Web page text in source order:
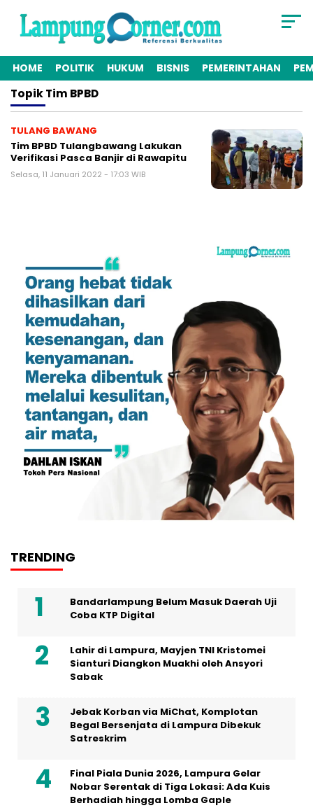
HOME POLITIK HUKUM BISNIS PEMERINTAHAN
TopikTim BPBD
TULANG BAWANG
Tim BPBD Tulangbawang Lakukan
Verifikasi Pasca Banjir di Rawapitu
Selasa, 11 Januari 2022 - 17:03 WIB
TRENDING
Bandarlampung Belum Masuk Daerah Uji
Coba KTP Digital
Lahir di Lampura, Mayjen TNI Kristomei
Sianturi Diangkon Muakhi oleh Ansyori
Sabak
Jebak Korban via MiChat, Komplotan
Begal Bersenjata di Lampura Dibekuk
Satreskrim
Final Piala Dunia 2026, Lampura Gelar
Nobar Serentak di Tiga Lokasi: Ada Kuis
Berhadiah hingga Lomba Gaple